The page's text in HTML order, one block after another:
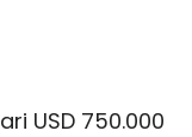
USD 750.000